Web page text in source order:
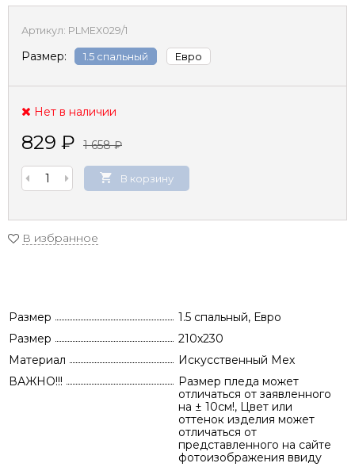
Артикул: PLMEX029/1
Размер: 1.5 спальный Евро
Нет в наличии
829 ₽ 1 658₽
В корзину
В избранное
Размер
1.5 спальный, Евро
Размер
210х230
Материал
Искусственный Мех
ВАЖНО!!!
Размер пледа может
отличаться от заявленного
на ± 10см!, Цвет или
оттенок изделия может
отличаться от
представленного на сайте
фотоизображения ввиду